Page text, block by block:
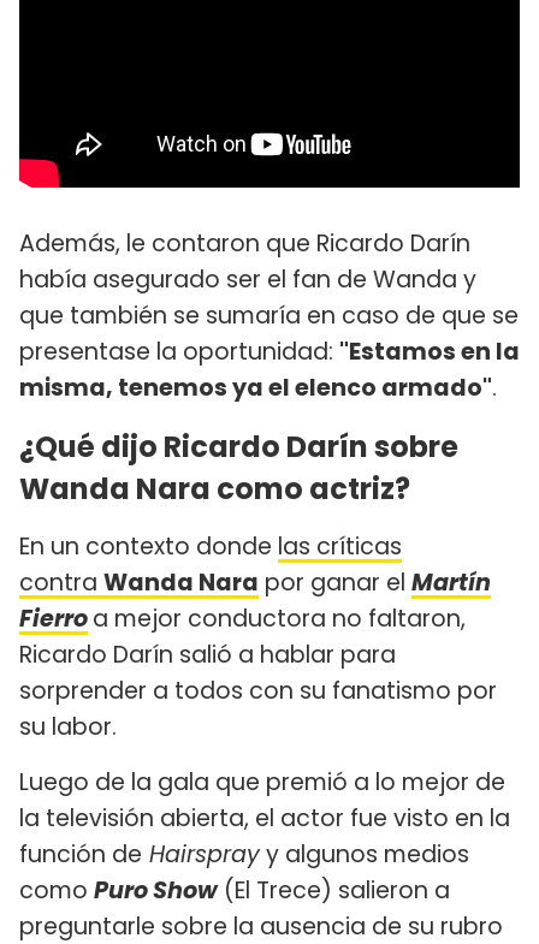
Además, le contaron que Ricardo Darín
había asegurado ser el fan de Wanda y
que también se sumaría en caso de que se
presentase la oportunidad: "Estamos en la
misma, tenemos ya el elenco armado".
¿Qué dijo Ricardo Darín sobre
Wanda Nara como actriz?
En un contexto donde las críticas
contra Wanda Nara por ganar el Martín
Fierroa mejor conductora no faltaron,
Ricardo Darín salió a hablar para
sorprender a todos con su fanatismo por
su labor.
Luego de la gala que premió a lo mejor de
la televisión abierta, el actor fue visto en la
función de Hairsprayy algunos medios
como Puro Show(El Trece) salieron a
preguntarle sobre la ausencia de su rubro